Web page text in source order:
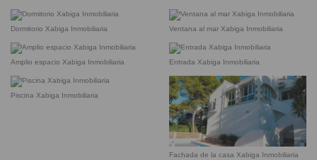
Dormitorio Xabiga Inmobiliaria Ventana al mar Xabiga Inmobiliaria
Amplio espacio Xabiga Inmobiliaria Entrada Xabiga Inmobiliaria
Piscina Xabiga Inmobiliaria
Fachada de la casa Xabiga Inmobiliaria